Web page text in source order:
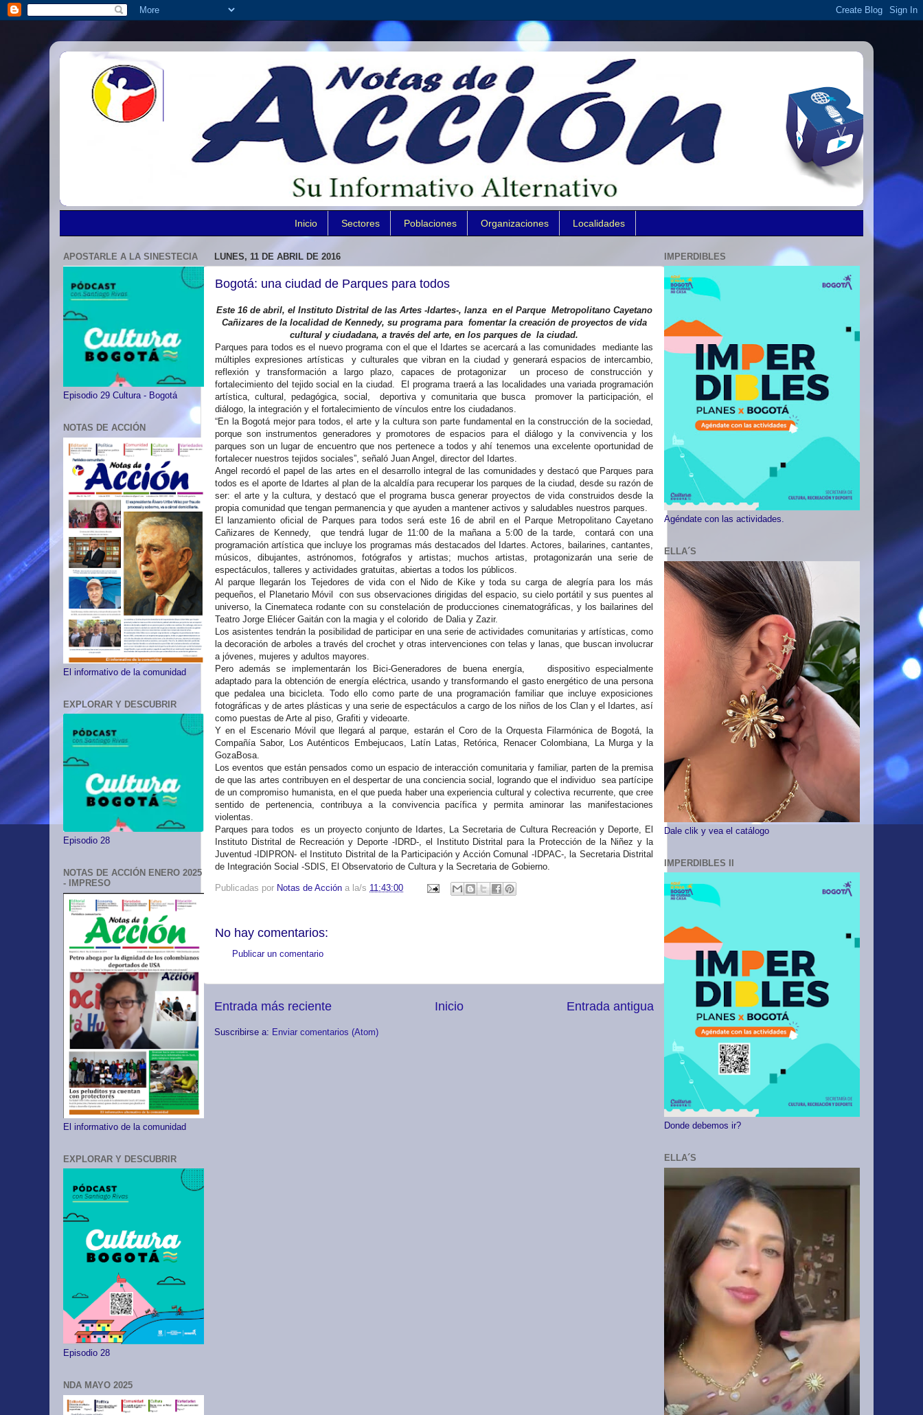
Inicio Sectores Poblaciones Organizaciones Localidades
LUNES, 11 DE ABRIL DE 2016
Bogotá: una ciudad de Parques para todos
Este 16 de abril, el Instituto Distrital de las Artes -Idartes-, lanza en el Parque Metropolitano Cayetano
Cañizares de la localidad de Kennedy, su programa para fomentar la creación de proyectos de vida
cultural y ciudadana, a través del arte, en los parques de la ciudad.
Parques para todos es el nuevo programa con el que el Idartes se acercará a las comunidades mediante las
múltiples expresiones artísticas y culturales que vibran en la ciudad y generará espacios de intercambio,
reflexión y transformación a largo plazo, capaces de protagonizar un proceso de construcción y
fortalecimiento del tejido social en la ciudad. El programa traerá a las localidades una variada programación
artística, cultural, pedagógica, social, deportiva y comunitaria que busca promover la participación, el
diálogo, la integración y el fortalecimiento de vínculos entre los ciudadanos.
“En la Bogotá mejor para todos, el arte y la cultura son parte fundamental en la construcción de la sociedad,
porque son instrumentos generadores y promotores de espacios para el diálogo y la convivencia y los
parques son un lugar de encuentro que nos pertenece a todos y ahí tenemos una excelente oportunidad de
fortalecer nuestros tejidos sociales”, señaló Juan Angel, director del Idartes.
Angel recordó el papel de las artes en el desarrollo integral de las comunidades y destacó que Parques para
todos es el aporte de Idartes al plan de la alcaldía para recuperar los parques de la ciudad, desde su razón de
ser: el arte y la cultura, y destacó que el programa busca generar proyectos de vida construidos desde la
propia comunidad que tengan permanencia y que ayuden a mantener activos y saludables nuestros parques.
El lanzamiento oficial de Parques para todos será este 16 de abril en el Parque Metropolitano Cayetano
Cañizares de Kennedy, que tendrá lugar de 11:00 de la mañana a 5:00 de la tarde, contará con una
programación artística que incluye los programas más destacados del Idartes. Actores, bailarines, cantantes,
músicos, dibujantes, astrónomos, fotógrafos y artistas; muchos artistas, protagonizarán una serie de
espectáculos, talleres y actividades gratuitas, abiertas a todos los públicos.
Al parque llegarán los Tejedores de vida con el Nido de Kike y toda su carga de alegría para los más
pequeños, el Planetario Móvil con sus observaciones dirigidas del espacio, su cielo portátil y sus puentes al
universo, la Cinemateca rodante con su constelación de producciones cinematográficas, y los bailarines del
Teatro Jorge Eliécer Gaitán con la magia y el colorido de Dalia y Zazir.
Los asistentes tendrán la posibilidad de participar en una serie de actividades comunitarias y artísticas, como
la decoración de arboles a través del crochet y otras intervenciones con telas y lanas, que buscan involucrar
a jóvenes, mujeres y adultos mayores.
Pero además se implementarán los Bici-Generadores de buena energía, dispositivo especialmente
adaptado para la obtención de energía eléctrica, usando y transformando el gasto energético de una persona
que pedalea una bicicleta. Todo ello como parte de una programación familiar que incluye exposiciones
fotográficas y de artes plásticas y una serie de espectáculos a cargo de los niños de los Clan y el Idartes, así
como puestas de Arte al piso, Grafiti y videoarte.
Y en el Escenario Móvil que llegará al parque, estarán el Coro de la Orquesta Filarmónica de Bogotá, la
Compañía Sabor, Los Auténticos Embejucaos, Latín Latas, Retórica, Renacer Colombiana, La Murga y la
GozaBosa.
Los eventos que están pensados como un espacio de interacción comunitaria y familiar, parten de la premisa
de que las artes contribuyen en el despertar de una conciencia social, logrando que el individuo sea partícipe
de un compromiso humanista, en el que pueda haber una experiencia cultural y colectiva recurrente, que cree
sentido de pertenencia, contribuya a la convivencia pacífica y permita aminorar las manifestaciones
violentas.
Parques para todos es un proyecto conjunto de Idartes, La Secretaria de Cultura Recreación y Deporte, El
Instituto Distrital de Recreación y Deporte -IDRD-, el Instituto Distrital para la Protección de la Niñez y la
Juventud -IDIPRON- el Instituto Distrital de la Participación y Acción Comunal -IDPAC-, la Secretaria Distrital
de Integración Social -SDIS, El Observatorio de Cultura y la Secretaria de Gobierno.
Publicadas por Notas de Acción a la/s 11:43:00
No hay comentarios:
Publicar un comentario
Entrada más reciente Entrada antigua
Inicio
Suscribirse a: Enviar comentarios (Atom)
APOSTARLE A LA SINESTECIA
Episodio 29 Cultura - Bogotá
NOTAS DE ACCIÓN
El informativo de la comunidad
EXPLORAR Y DESCUBRIR
Episodio 28
NOTAS DE ACCIÓN ENERO 2025
- IMPRESO
El informativo de la comunidad
EXPLORAR Y DESCUBRIR
Episodio 28
NDA MAYO 2025
IMPERDIBLES
Agéndate con las actividades.
ELLA´S
Dale clik y vea el catálogo
IMPERDIBLES II
Donde debemos ir?
ELLA´S